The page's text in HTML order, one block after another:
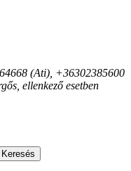
(Ati), +36302385600
ellenkező esetben